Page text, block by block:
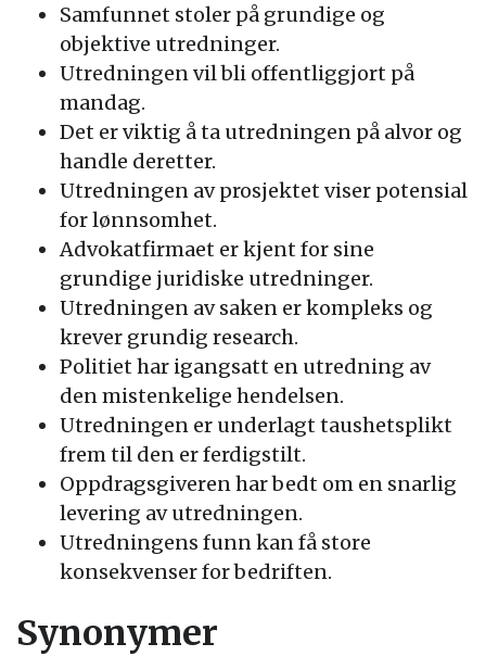
Samfunnet stoler på grundige og
objektive utredninger.
Utredningen vil bli offentliggjort på
mandag.
Det er viktig å ta utredningen på alvor og
handle deretter.
Utredningen av prosjektet viser potensial
for lønnsomhet.
Advokatfirmaet er kjent for sine
grundige juridiske utredninger.
Utredningen av saken er kompleks og
krever grundig research.
Politiet har igangsatt en utredning av
den mistenkelige hendelsen.
Utredningen er underlagt taushetsplikt
frem til den er ferdigstilt.
Oppdragsgiveren har bedt om en snarlig
levering av utredningen.
Utredningens funn kan få store
konsekvenser for bedriften.
Synonymer